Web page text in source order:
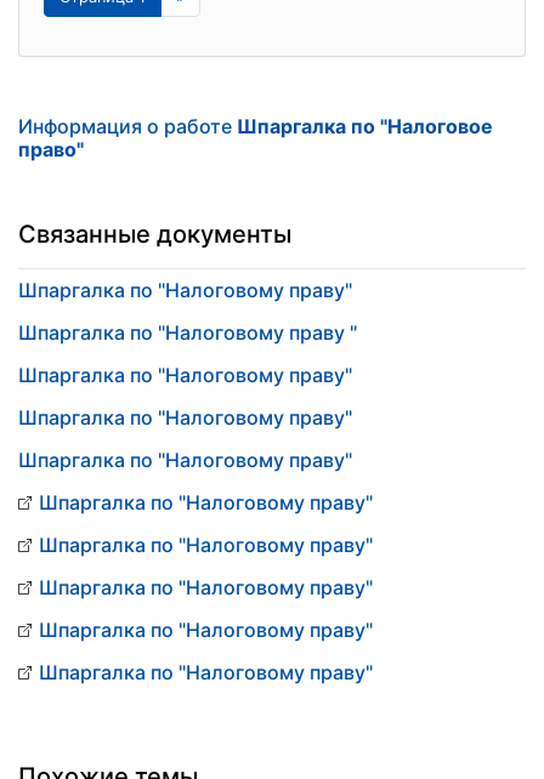
Информация о работе Шпаргалка по "Налоговое
право"
Связанные документы
Шпаргалка по "Налоговому праву"
Шпаргалка по "Налоговому праву "
Шпаргалка по "Налоговому праву"
Шпаргалка по "Налоговому праву"
Шпаргалка по "Налоговому праву"
Шпаргалка по "Налоговому праву"
Шпаргалка по "Налоговому праву"
Шпаргалка по "Налоговому праву"
Шпаргалка по "Налоговому праву"
Шпаргалка по "Налоговому праву"